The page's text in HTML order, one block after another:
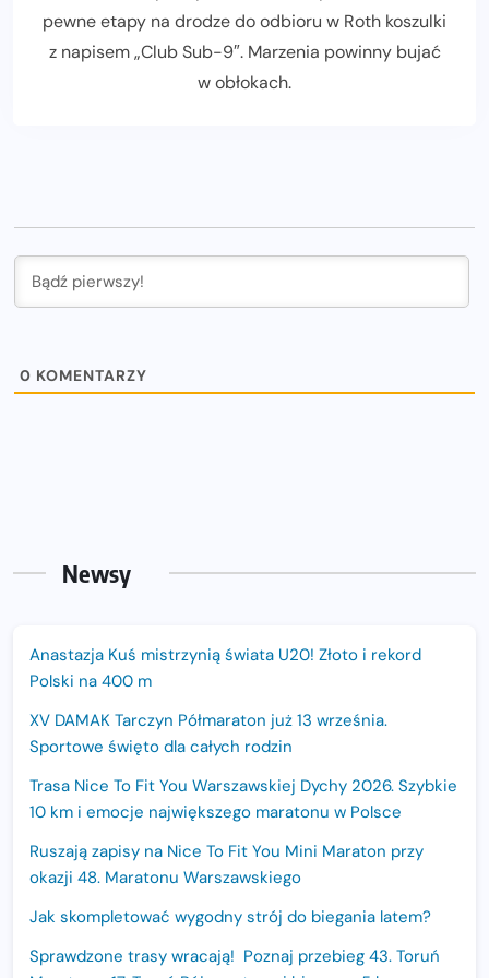
pewne etapy na drodze do odbioru w Roth koszulki
z napisem „Club Sub-9″. Marzenia powinny bujać
w obłokach.
0 KOMENTARZY
Newsy
Anastazja Kuś mistrzynią świata U20! Złoto i rekord
Polski na 400 m
XV DAMAK Tarczyn Półmaraton już 13 września.
Sportowe święto dla całych rodzin
Trasa Nice To Fit You Warszawskiej Dychy 2026. Szybkie
10 km i emocje największego maratonu w Polsce
Ruszają zapisy na Nice To Fit You Mini Maraton przy
okazji 48. Maratonu Warszawskiego
Jak skompletować wygodny strój do biegania latem?
Sprawdzone trasy wracają! Poznaj przebieg 43. Toruń